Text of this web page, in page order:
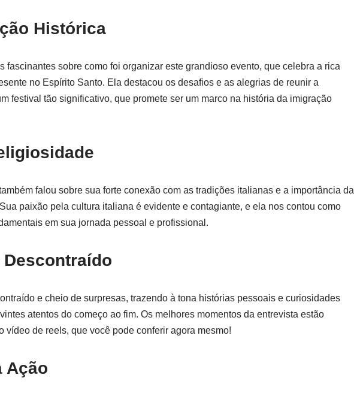
Histórica
fascinantes sobre como foi organizar este grandioso evento, que celebra a rica
no Espírito Santo. Ela destacou os desafios e as alegrias de reunir a
festival tão significativo, que promete ser um marco na história da imigração
falou sobre sua forte conexão com as tradições italianas e a importância da
paixão pela cultura italiana é evidente e contagiante, e ela nos contou como
em sua jornada pessoal e profissional.
Descontraído
e cheio de surpresas, trazendo à tona histórias pessoais e curiosidades
atentos do começo ao fim. Os melhores momentos da entrevista estão
vídeo de reels, que você pode conferir agora mesmo!
Ação